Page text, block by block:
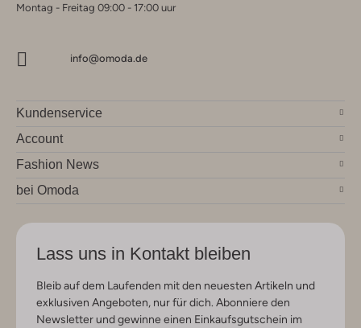
Montag - Freitag 09:00 - 17:00 uur
info@omoda.de
Kundenservice
Account
Fashion News
bei Omoda
Lass uns in Kontakt bleiben
Bleib auf dem Laufenden mit den neuesten Artikeln und
exklusiven Angeboten, nur für dich. Abonniere den
Newsletter und gewinne einen Einkaufsgutschein im